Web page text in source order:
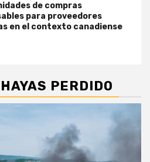
de compras
para proveedores
en el contexto canadiense
PERDIDO